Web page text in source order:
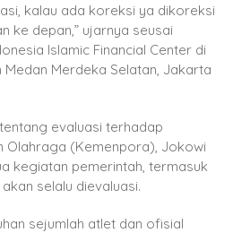
kalau ada koreksi ya dikoreksi
ke depan,” ujarnya seusai
Islamic Financial Center di
Merdeka Selatan, Jakarta
evaluasi terhadap
Olahraga (Kemenpora), Jokowi
kegiatan pemerintah, termasuk
selalu dievaluasi.
sejumlah atlet dan ofisial